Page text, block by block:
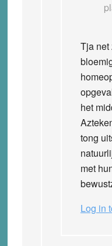
Tja net
het
tong
met
Log in